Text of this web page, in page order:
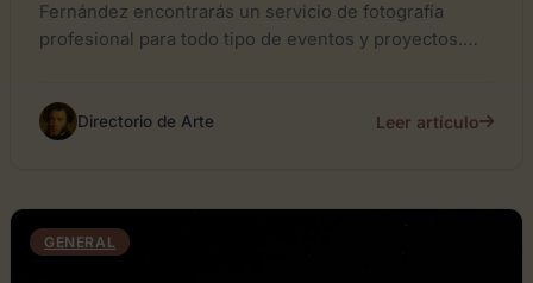
Fernández encontrarás un servicio de fotografía
profesional para todo tipo de eventos y proyectos.
Directorio de Arte Leer artículo
GENERAL